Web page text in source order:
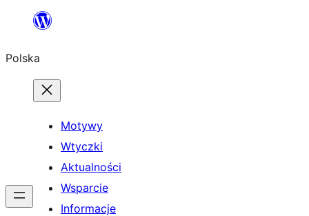
Przejdź
treści
Polska
Motywy
Wtyczki
Aktualności
Wsparcie
Informacje